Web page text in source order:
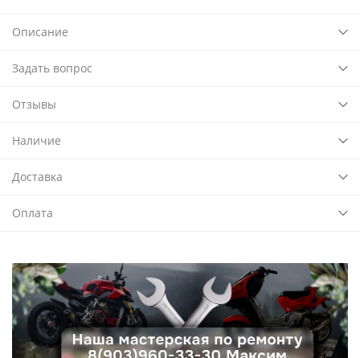
Описание
Задать вопрос
Отзывы
Наличие
Доставка
Оплата